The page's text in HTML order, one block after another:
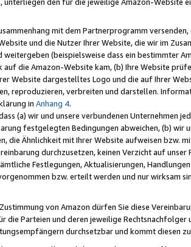
mit dem Partnerprogramm
und die Nutzer Ihrer Website, die wir im
weitergeben (beispielsweise dass ein bestimmter
die Amazon-Website kam, (b) Ihre Website
Website dargestelltes Logo und die auf Ihrer
reproduzieren, verbreiten und darstellen.
in Anhang 4.
(a) wir und unsere verbundenen
festgelegten Bedingungen abweichen, (b)
die Ähnlichkeit mit Ihrer Website aufweisen bzw.
durchzusetzen, keinen Verzicht auf
Festlegungen, Aktualisierungen,
bzw. erteilt werden und nur
von Amazon dürfen Sie diese
die Parteien und deren jeweilige
durchsetzbar und kommt diesen